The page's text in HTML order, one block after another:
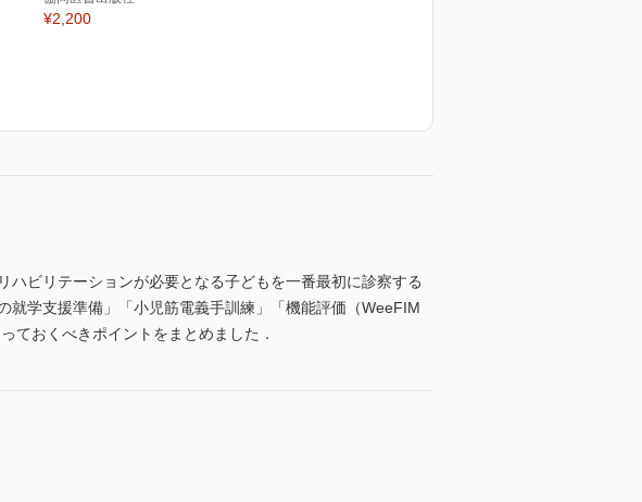
¥2,200
ビリテーションが必要となる子どもを一番最初に診察する
学支援準備」「小児筋電義手訓練」「機能評価（WeeFIM
ておくべきポイントをまとめました．